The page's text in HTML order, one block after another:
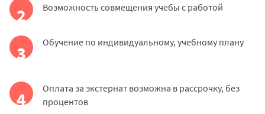
2 Возможность совмещения учебы с работой
3 Обучение по индивидуальному, учебному плану
4
Оплата за экстернат возможна в рассрочку, без
процентов